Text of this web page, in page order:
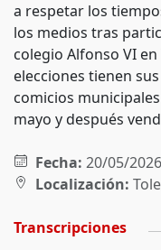
a respetar los
los medios tras
colegio Alfonso VI
elecciones tienen
comicios
mayo y después
Fecha: 20/05/2026
Localización:
Transcripciones